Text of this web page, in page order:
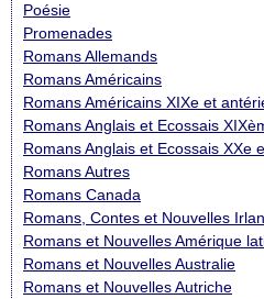
Poésie
Promenades
Romans Allemands
Romans Américains
Romans Américains XIXe et
Romans Anglais et Ecossais
Romans Anglais et Ecossais XXe
Romans Autres
Romans Canada
Romans, Contes et Nouvelles
Romans et Nouvelles Amérique
Romans et Nouvelles Australie
Romans et Nouvelles Autriche